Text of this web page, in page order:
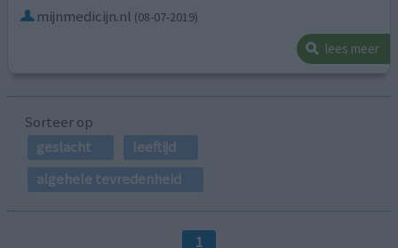
mijnmedicijn.nl (08-07-2019)
lees meer
Sorteer op
geslacht
leeftijd
algehele tevredenheid
1